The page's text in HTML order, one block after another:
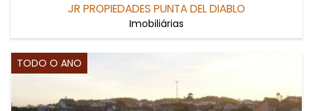
JR PROPIEDADES PUNTA DEL DIABLO
Imobiliárias
TODO O ANO